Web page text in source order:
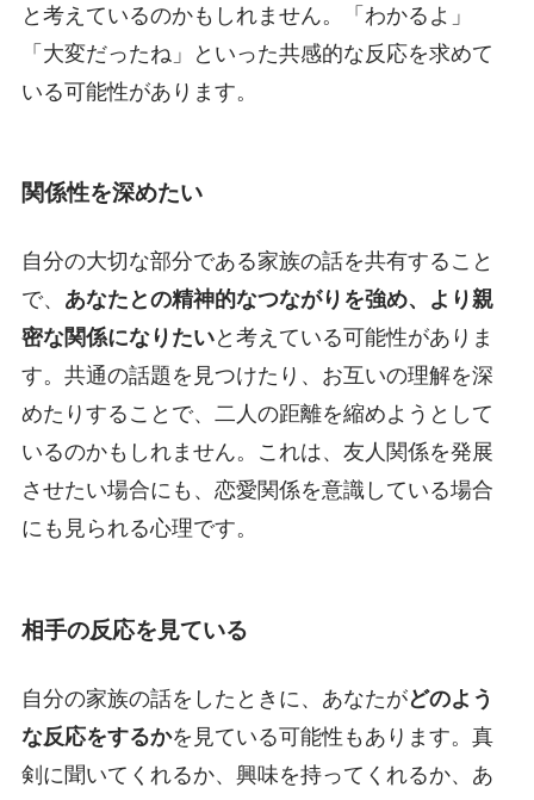
と考えているのかもしれません。「わかるよ」
「大変だったね」といった共感的な反応を求めて
いる可能性があります。
関係性を深めたい
自分の大切な部分である家族の話を共有すること
で、 あなたとの精神的なつながりを強め、より親
密な関係になりたいと考えている可能性がありま
す。共通の話題を見つけたり、お互いの理解を深
めたりすることで、二人の距離を縮めようとして
いるのかもしれません。これは、友人関係を発展
させたい場合にも、恋愛関係を意識している場合
にも見られる心理です。
相手の反応を見ている
自分の家族の話をしたときに、あなたがどのよう
な反応をするかを見ている可能性もあります。真
剣に聞いてくれるか、興味を持ってくれるか、あ